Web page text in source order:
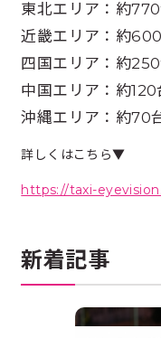
東北エリア：約
近畿エリア：約
四国エリア：約
中国エリア：約120
沖縄エリア：約70
詳しくはこちら▼
https://taxi-
新着記事